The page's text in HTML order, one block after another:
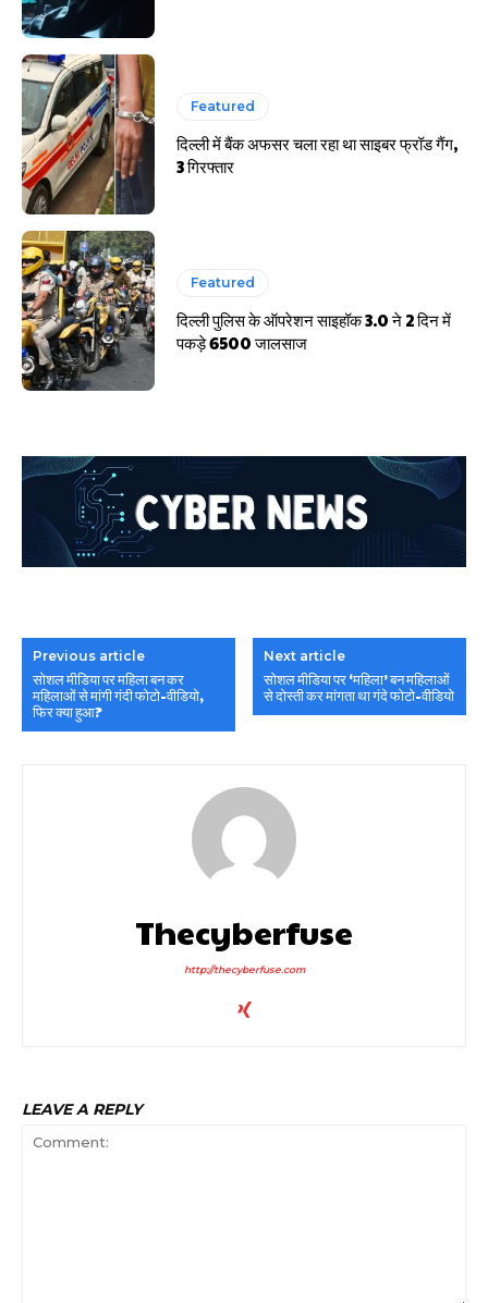
Featured
दिल्ली में बैंक अफसर चला रहा था साइबर फ्रॉड गैंग,
3 गिरफ्तार
Featured
दिल्ली पुलिस के ऑपरेशन साइहॉक 3.0 ने 2 दिन में
पकड़े 6500 जालसाज
Previous article
सोशल मीडिया पर महिला बन कर
महिलाओं से मांगी गंदी फोटो-वीडियो,
फिर क्या हुआ?
Next article
सोशल मीडिया पर ‘महिला’ बन महिलाओं
से दोस्ती कर मांगता था गंदे फोटो-वीडियो
Thecyberfuse
http://thecyberfuse.com
LEAVE A REPLY